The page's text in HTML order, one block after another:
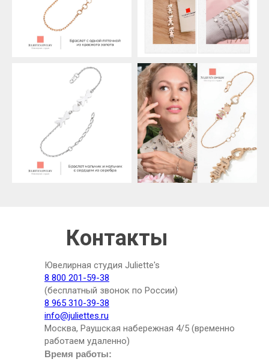
Время работы:
Ювелирная студия Juliette's
8 800 201-59-38
(бесплатный звонок по России)
8 965 310-39-38
info@juliettes.ru
Москва, Раушская набережная 4/5 (временно
работаем удаленно)
Контакты